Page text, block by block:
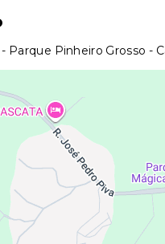
Parque Pinheiro Grosso -